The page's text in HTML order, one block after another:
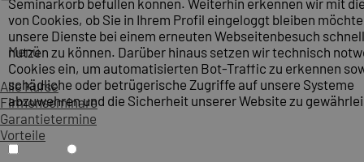
Menü
Alle Kurse
Firmenseminare
Garantietermine
Vorteile
von Cookies, ob Sie in Ihrem Profil eingeloggt bleiben
unsere Dienste bei einem erneuten Webseitenbesuch
nutzen zu können. Darüber hinaus setzen wir technisch
Cookies ein, um automatisierten Bot-Traffic zu erkennen
schädliche oder betrügerische Zugriffe auf unsere Systeme
abzuwehren und die Sicherheit unserer Website zu